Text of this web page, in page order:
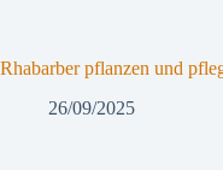
Rhabarber pflanzen und
26/09/2025